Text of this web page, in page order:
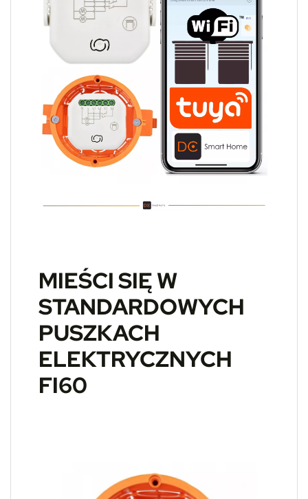
MIEŚCI SIĘ W
STANDARDOWYCH
PUSZKACH
ELEKTRYCZNYCH
FI60